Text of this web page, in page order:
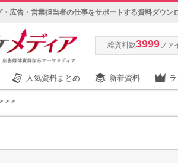
・広告・営業担当者の仕事をサポートする資料ダウン
総資料数3999ファ
人気資料まとめ 新着資料
> > >